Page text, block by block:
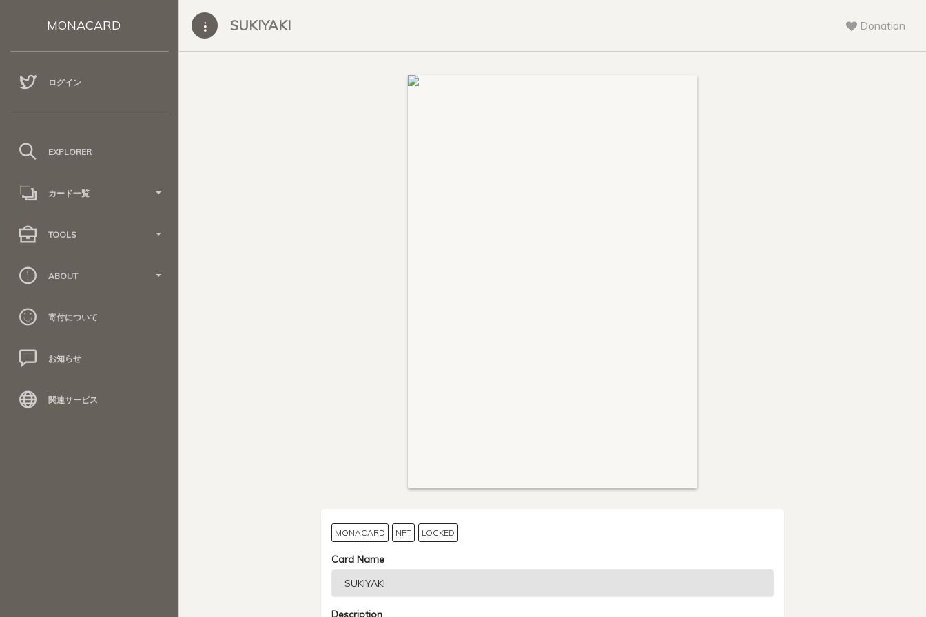
MONACARD
ログイン
EXPLORER
カード一覧
TOOLS
ABOUT
寄付について
お知らせ
関連サービス
SUKIYAKI Donation
MONACARD NFT LOCKED
Card Name
Description